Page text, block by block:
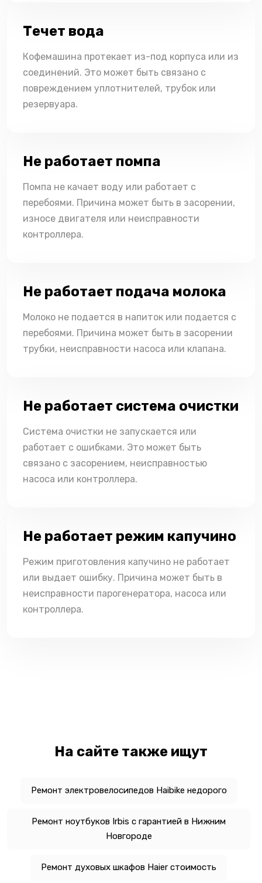
Течет вода
Кофемашина протекает из-под корпуса или из
соединений. Это может быть связано с
повреждением уплотнителей, трубок или
резервуара.
Не работает помпа
Помпа не качает воду или работает с
перебоями. Причина может быть в засорении,
износе двигателя или неисправности
контроллера.
Не работает подача молока
Молоко не подается в напиток или подается с
перебоями. Причина может быть в засорении
трубки, неисправности насоса или клапана.
Не работает система очистки
Система очистки не запускается или
работает с ошибками. Это может быть
связано с засорением, неисправностью
насоса или контроллера.
Не работает режим капучино
Режим приготовления капучино не работает
или выдает ошибку. Причина может быть в
неисправности парогенератора, насоса или
контроллера.
На сайте также ищут
Ремонт электровелосипедов Haibike недорого
Ремонт ноутбуков Irbis с гарантией в Нижним
Новгороде
Ремонт духовых шкафов Haier стоимость